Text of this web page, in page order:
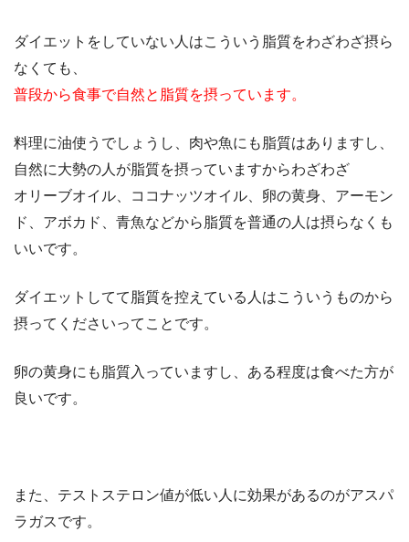
ダイエットをしていない人はこういう脂質をわざわざ摂ら
なくても、
普段から食事で自然と脂質を摂っています。
料理に油使うでしょうし、肉や魚にも脂質はありますし、
自然に大勢の人が脂質を摂っていますからわざわざ
オリーブオイル、ココナッツオイル、卵の黄身、アーモン
ド、アボカド、青魚などから脂質を普通の人は摂らなくも
いいです。
ダイエットしてて脂質を控えている人はこういうものから
摂ってくださいってことです。
卵の黄身にも脂質入っていますし、ある程度は食べた方が
良いです。
また、テストステロン値が低い人に効果があるのがアスパ
ラガスです。